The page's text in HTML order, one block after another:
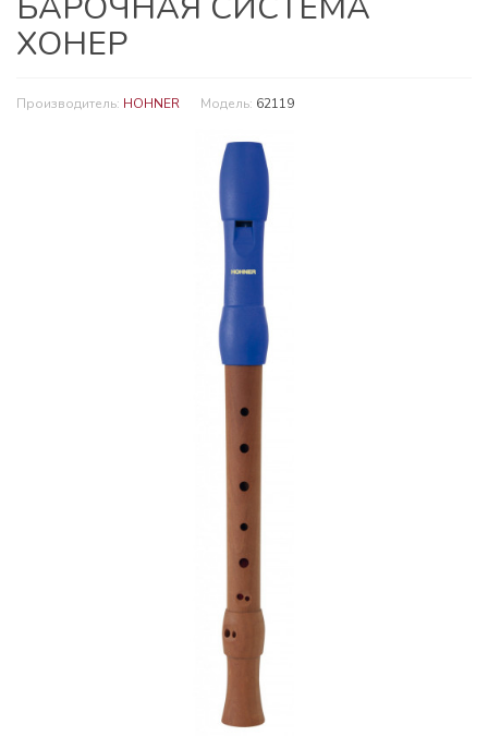
ХОНЕР
Производитель: HOHNER Модель: 62119